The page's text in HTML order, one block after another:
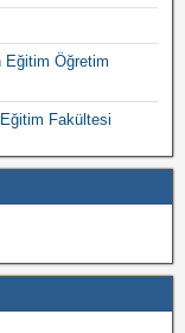
Eğitim Öğretim
Fakültesi